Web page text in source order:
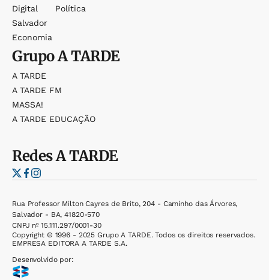
Digital
Salvador
Economia
Política
GrupoA TARDE
A TARDE
A TARDE FM
MASSA!
A TARDE EDUCAÇÃO
RedesA TARDE
Rua Professor Milton Cayres de Brito, 204 - Caminho das Árvores,
Salvador - BA, 41820-570
CNPJ nº 15.111.297/0001-30
Copyright © 1996 - 2025 Grupo A TARDE. Todos os direitos reservados.
EMPRESA EDITORA A TARDE S.A.
Desenvolvido por: